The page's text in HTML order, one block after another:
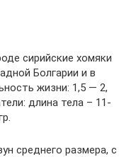
сирийские хомяки
Болгарии и в
жизни: 1,5 — 2,
длина тела – 11-
среднего размера, с